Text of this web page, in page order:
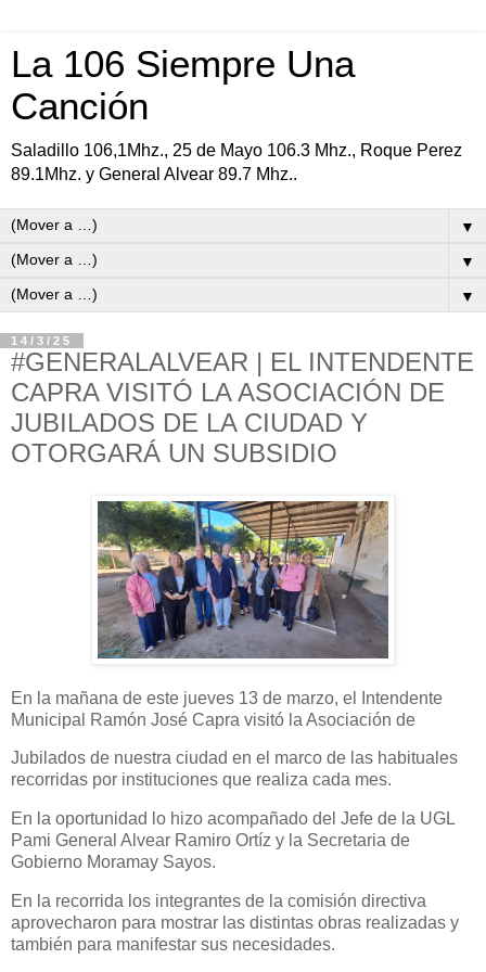
La 106 Siempre Una
Canción
Saladillo 106,1Mhz., 25 de Mayo 106.3 Mhz., Roque Perez
89.1Mhz. y General Alvear 89.7 Mhz..
▼
▼
▼
14/3/25
#GENERALALVEAR | EL INTENDENTE
CAPRA VISITÓ LA ASOCIACIÓN DE
JUBILADOS DE LA CIUDAD Y
OTORGARÁ UN SUBSIDIO
En la mañana de este jueves 13 de marzo, el Intendente
Municipal Ramón José Capra visitó la Asociación de
Jubilados de nuestra ciudad en el marco de las habituales
recorridas por instituciones que realiza cada mes.
En la oportunidad lo hizo acompañado del Jefe de la UGL
Pami General Alvear Ramiro Ortíz y la Secretaria de
Gobierno Moramay Sayos.
En la recorrida los integrantes de la comisión directiva
aprovecharon para mostrar las distintas obras realizadas y
también para manifestar sus necesidades.